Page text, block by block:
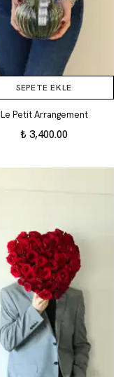
SEPETE EKLE
Le Petit Arrangement
₺ 3,400.00